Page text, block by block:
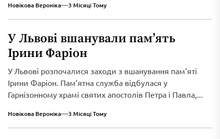
Новікова Вероніка 3 Місяці Тому
У Львові вшанували пам’ять
Ірини Фаріон
У Львові розпочалися заходи з вшанування пам’яті
Ірини Фаріон. Пам’ятна служба відбулася у
Гарнізонному храмі святих апостолів Петра і Павла,...
Новікова Вероніка 3 Місяці Тому